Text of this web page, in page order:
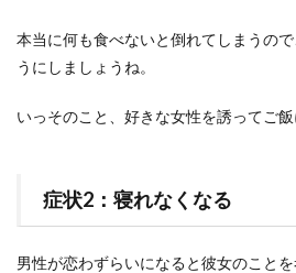
本当に何も食べないと倒れてしまうの
うにしましょうね。
いっそのこと、好きな女性を誘ってご
症状2：寝れなくなる
男性が恋わずらいになると彼女のこと